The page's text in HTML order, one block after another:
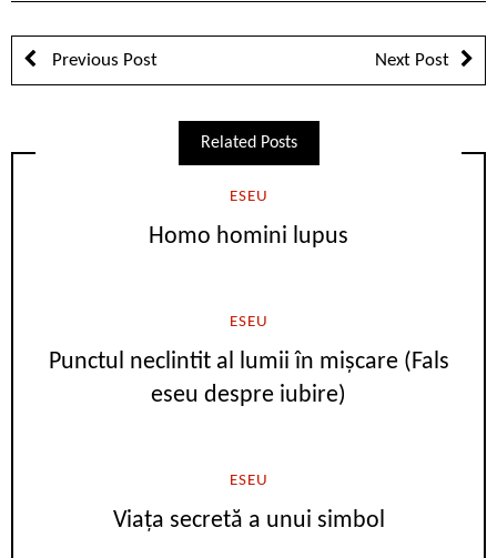
Previous Post Next Post
Related Posts
ESEU
Homo homini lupus
ESEU
Punctul neclintit al lumii în mișcare (Fals
eseu despre iubire)
ESEU
Viața secretă a unui simbol